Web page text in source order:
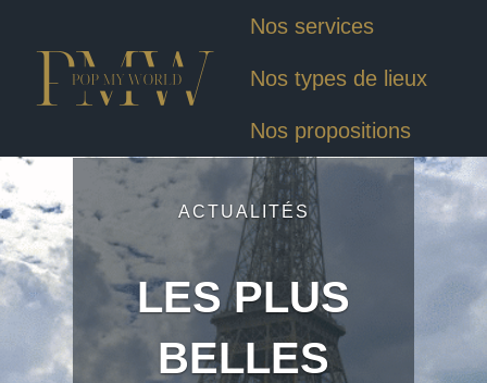
Nos services
Nos types de lieux
Nos propositions
ACTUALITÉS
LES PLUS
BELLES